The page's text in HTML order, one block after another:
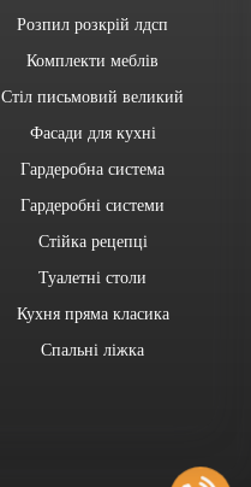
Розпил розкрій лдсп
Комплекти меблів
Стіл письмовий великий
Фасади для кухні
Гардеробна система
Гардеробні системи
Стійка рецепці
Туалетні столи
Кухня пряма класика
Спальні ліжка